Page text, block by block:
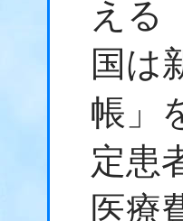
える
国は
帳」
定患
医療